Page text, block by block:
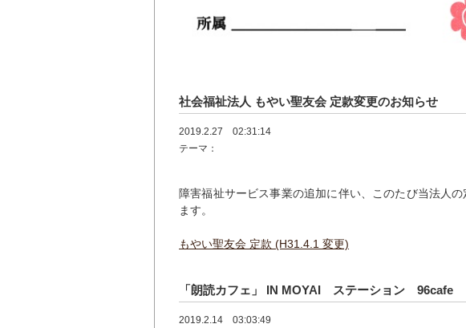
社会福祉法人 もやい聖友会 定款変更のお知らせ
2019.2.27 02:31:14
テーマ：
障害福祉サービス事業の追加に伴い、このたび当法人
ます。
もやい聖友会 定款 (H31.4.1 変更)
「朗読カフェ」 IN MOYAI ステーション 96cafe
2019.2.14 03:03:49